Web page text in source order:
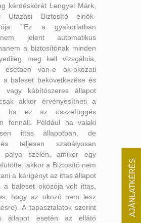
AJÁNLATKÉRÉS
kérdéskörét Lengyel Márk,
Utazási Biztosító elnök-
"Ez a gyakorlatban
jelent automatikus
a biztosítónak minden
meg kell vizsgálnia,
van-e ok-okozati
a baleset bekövetkezése és
kábítószeres állapot
akkor érvényesítheti a
ha ez az összefüggés
fennáll. Például ha valaki
ittas állapotban, de
teljesen szabályosan
pálya szélén, amikor egy
akkor a Biztosító nem
a kárigényt az ittas állapot
a baleset okozója volt ittas,
hogy az okozó nem lesz
A tapasztalatok szerint
állapot esetén az ellátó